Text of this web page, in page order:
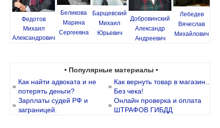
Федотов
Михаил
Александрович
Беликова
Марина
Сергеевна
Барщевский
Михаил
Юрьевич
Добровинский
Александр
Андреевич
Лебедев
Вячеслав
Михайлович
• Популярные материалы •
»
Как найти адвоката и не
потерять деньги?
»
Как вернуть товар в магазин..
Без чека!
»
Зарплаты судей РФ и
заграницей.
»
Онлайн проверка и оплата
ШТРАФОВ ГИБДД